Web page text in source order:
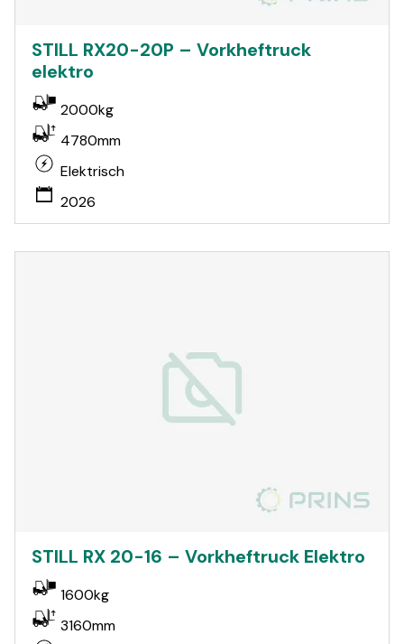
STILL RX20-20P – Vorkheftruck
elektro
2000kg
4780mm
Elektrisch
2026
STILL RX 20-16 – Vorkheftruck Elektro
1600kg
3160mm